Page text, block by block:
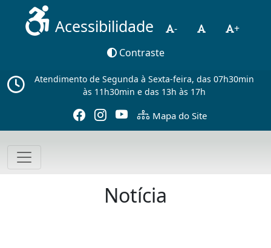
Acessibilidade -
+
Contraste
Atendimento de Segunda à Sexta-feira, das 07h30min
às 11h30min e das 13h às 17h
Mapa do Site
Notícia